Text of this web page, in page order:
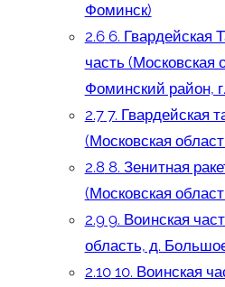
Фоминск)
2.66. Гвардейская
часть (Московская
Фоминский район,
2.77. Гвардейская
(Московская
2.88. Зенитная
(Московская
2.99. Воинская
область, д.
2.1010. Воинская